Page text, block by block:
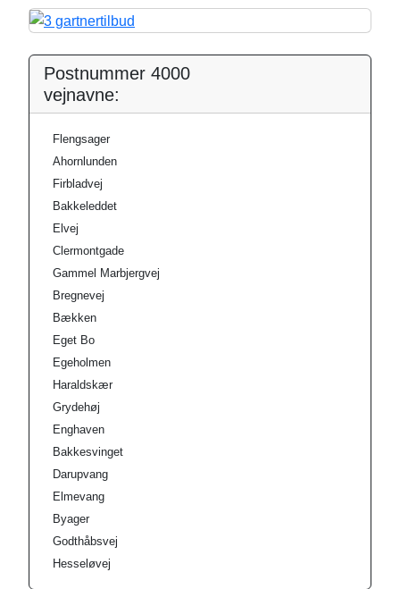
Postnummer 4000
vejnavne:
Flengsager
Ahornlunden
Firbladvej
Bakkeleddet
Elvej
Clermontgade
Gammel Marbjergvej
Bregnevej
Bækken
Eget Bo
Egeholmen
Haraldskær
Grydehøj
Enghaven
Bakkesvinget
Darupvang
Elmevang
Byager
Godthåbsvej
Hesseløvej